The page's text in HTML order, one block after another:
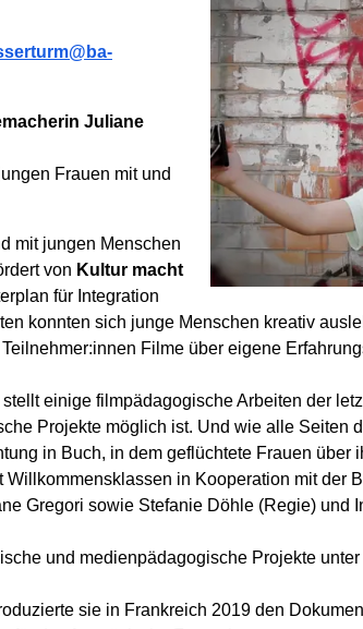
Juliane
Frauen mit und
mit jungen Menschen
von Kultur macht
für Integration
konnten sich junge Menschen kreativ
Filme über eigene
einige filmpädagogische Arbeiten der
Projekte möglich ist. Und wie alle Seiten
in Buch, in dem geflüchtete Frauen über
Willkommensklassen in Kooperation mit der
Gregori sowie Stefanie Döhle (Regie) und
und medienpädagogische Projekte
sie in Frankreich 2019 den